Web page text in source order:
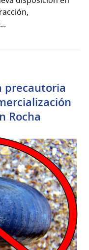
precautoria
Rocha